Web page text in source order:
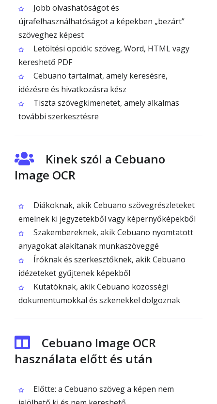
Jobb olvashatóságot és
újrafelhasználhatóságot a képekben „bezárt”
szöveghez képest
Letöltési opciók: szöveg, Word, HTML vagy
kereshető PDF
Cebuano tartalmat, amely keresésre,
idézésre és hivatkozásra kész
Tiszta szövegkimenetet, amely alkalmas
további szerkesztésre
Kinek szól a Cebuano
Image OCR
Diákoknak, akik Cebuano szövegrészleteket
emelnek ki jegyzetekből vagy képernyőképekből
Szakembereknek, akik Cebuano nyomtatott
anyagokat alakítanak munkaszöveggé
Íróknak és szerkesztőknek, akik Cebuano
idézeteket gyűjtenek képekből
Kutatóknak, akik Cebuano közösségi
dokumentumokkal és szkenekkel dolgoznak
Cebuano Image OCR
használata előtt és után
Előtte: a Cebuano szöveg a képen nem